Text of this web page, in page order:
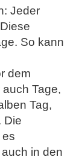
Jeder
So kann
dem
Tage,
Tag,
Die
in den